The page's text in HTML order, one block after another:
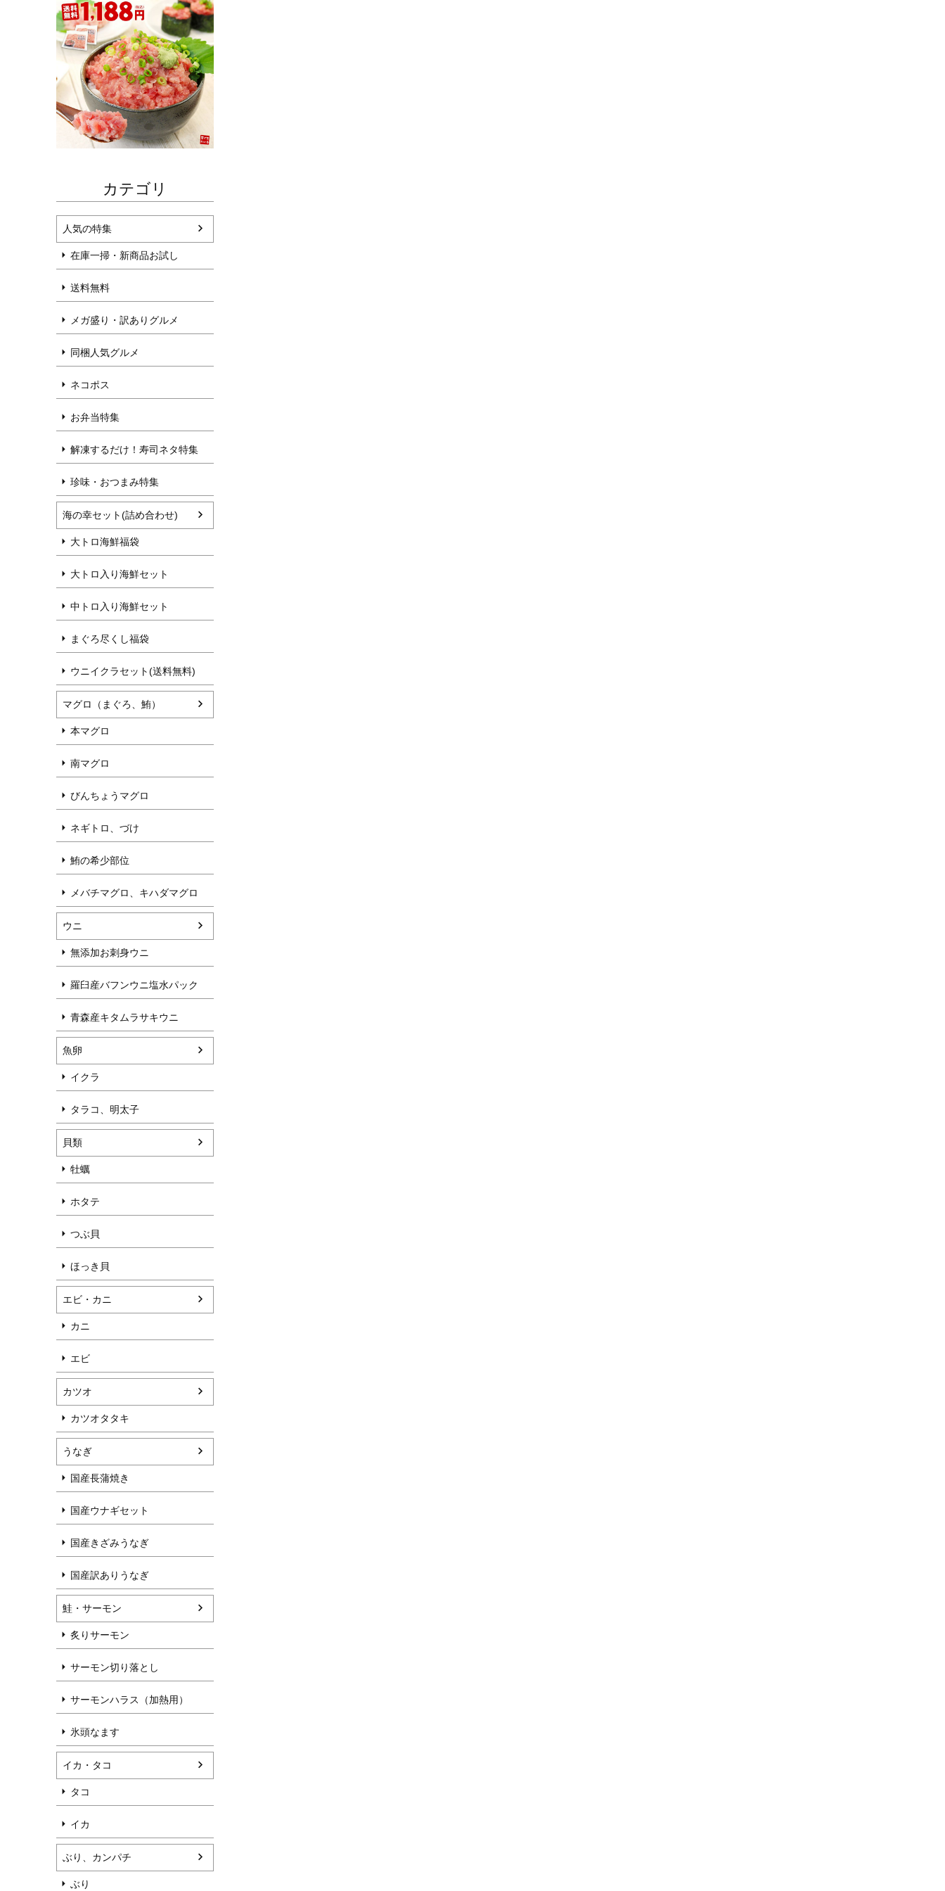
カテゴリ
人気の特集
在庫一掃・新商品お試し
送料無料
メガ盛り・訳ありグルメ
同梱人気グルメ
ネコポス
お弁当特集
解凍するだけ！寿司ネタ特集
珍味・おつまみ特集
海の幸セット(詰め合わせ)
大トロ海鮮福袋
大トロ入り海鮮セット
中トロ入り海鮮セット
まぐろ尽くし福袋
ウニイクラセット(送料無料)
マグロ（まぐろ、鮪）
本マグロ
南マグロ
びんちょうマグロ
ネギトロ、づけ
鮪の希少部位
メバチマグロ、キハダマグロ
ウニ
無添加お刺身ウニ
羅臼産バフンウニ塩水パック
青森産キタムラサキウニ
魚卵
イクラ
タラコ、明太子
貝類
牡蠣
ホタテ
つぶ貝
ほっき貝
エビ・カニ
カニ
エビ
カツオ
カツオタタキ
うなぎ
国産長蒲焼き
国産ウナギセット
国産きざみうなぎ
国産訳ありうなぎ
鮭・サーモン
炙りサーモン
サーモン切り落とし
サーモンハラス（加熱用）
氷頭なます
イカ・タコ
タコ
イカ
ぶり、カンパチ
ぶり